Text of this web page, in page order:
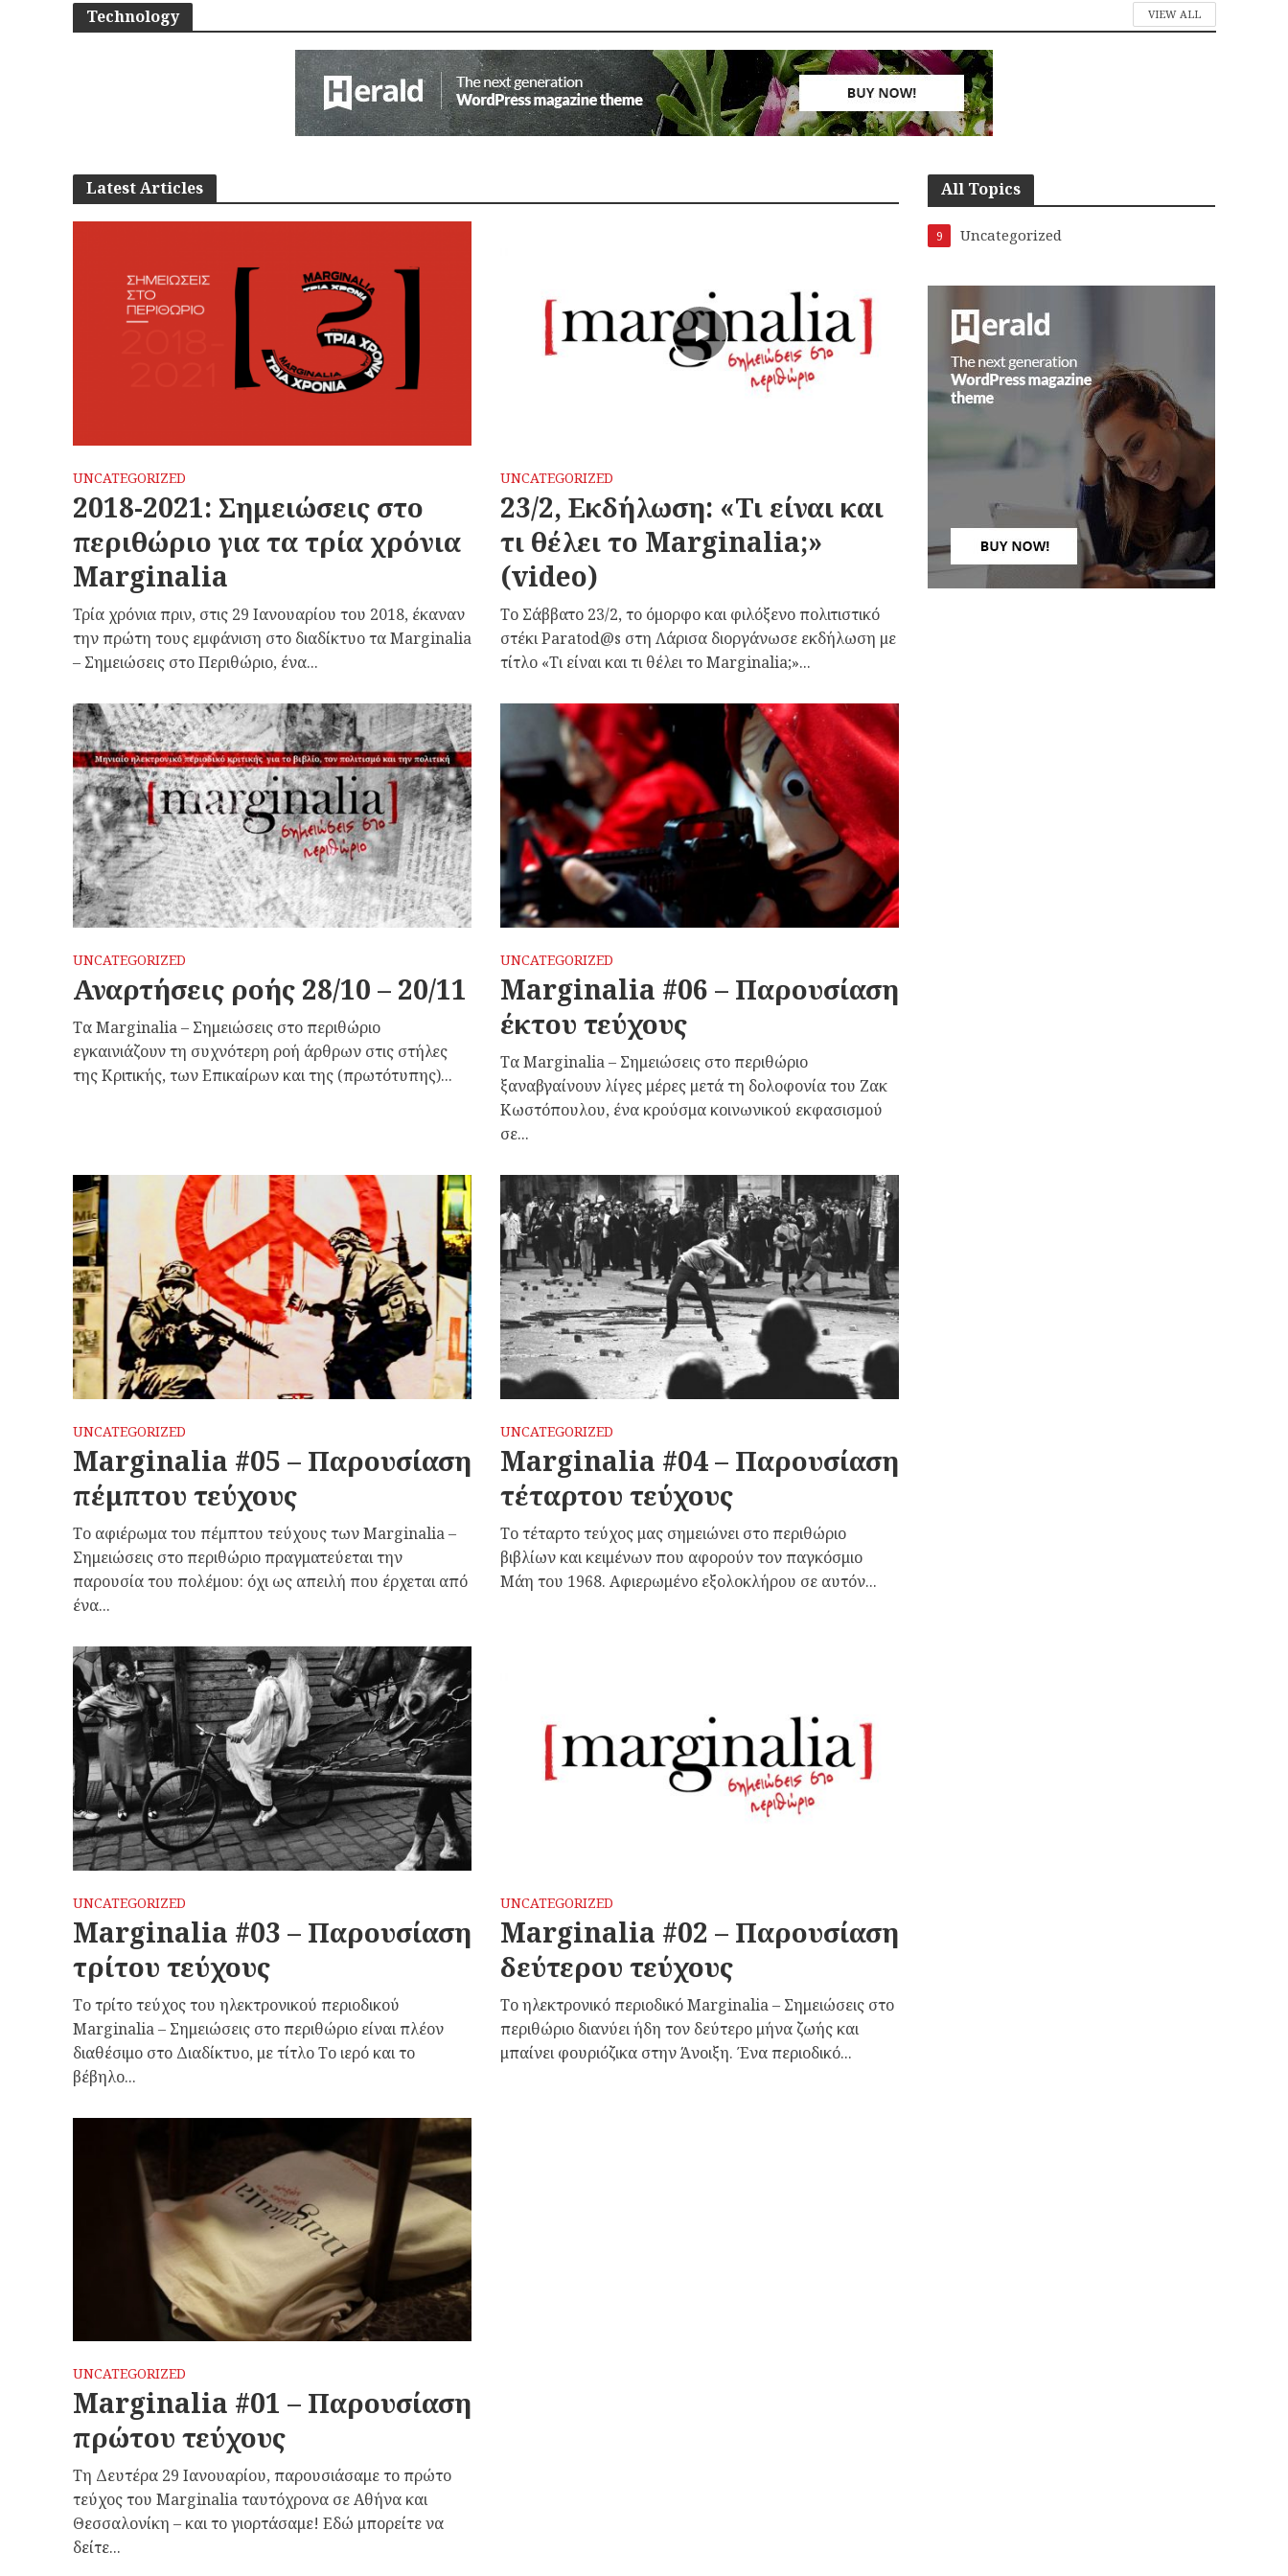
Technology VIEW ALL
Latest Articles
UNCATEGORIZED
2018-2021: Σημειώσεις στο
περιθώριο για τα τρία χρόνια
Marginalia
Τρία χρόνια πριν, στις 29 Ιανουαρίου του 2018, έκαναν
την πρώτη τους εμφάνιση στο διαδίκτυο τα Marginalia
– Σημειώσεις στο Περιθώριο, ένα...
UNCATEGORIZED
23/2, Εκδήλωση: «Τι είναι και
τι θέλει το Marginalia;»
(video)
Το Σάββατο 23/2, το όμορφο και φιλόξενο πολιτιστικό
στέκι Paratod@s στη Λάρισα διοργάνωσε εκδήλωση με
τίτλο «Τι είναι και τι θέλει το Marginalia;»...
UNCATEGORIZED
Αναρτήσεις ροής 28/10 – 20/11
Τα Marginalia – Σημειώσεις στο περιθώριο
εγκαινιάζουν τη συχνότερη ροή άρθρων στις στήλες
της Κριτικής, των Επικαίρων και της (πρωτότυπης)...
UNCATEGORIZED
Marginalia #06 – Παρουσίαση
έκτου τεύχους
Τα Marginalia – Σημειώσεις στο περιθώριο
ξαναβγαίνουν λίγες μέρες μετά τη δολοφονία του Ζακ
Κωστόπουλου, ένα κρούσμα κοινωνικού εκφασισμού
σε...
UNCATEGORIZED
Marginalia #05 – Παρουσίαση
πέμπτου τεύχους
Το αφιέρωμα του πέμπτου τεύχους των Μarginalia –
Σημειώσεις στο περιθώριο πραγματεύεται την
παρουσία του πολέμου: όχι ως απειλή που έρχεται από
ένα...
UNCATEGORIZED
Marginalia #04 – Παρουσίαση
τέταρτου τεύχους
Το τέταρτο τεύχος μας σημειώνει στο περιθώριο
βιβλίων και κειμένων που αφορούν τον παγκόσμιο
Μάη του 1968. Αφιερωμένο εξολοκλήρου σε αυτόν...
UNCATEGORIZED
Marginalia #03 – Παρουσίαση
τρίτου τεύχους
Το τρίτο τεύχος του ηλεκτρονικού περιοδικού
Marginalia – Σημειώσεις στο περιθώριο είναι πλέον
διαθέσιμο στο Διαδίκτυο, με τίτλο Το ιερό και το
βέβηλο...
UNCATEGORIZED
Marginalia #02 – Παρουσίαση
δεύτερου τεύχους
Το ηλεκτρονικό περιοδικό Marginalia – Σημειώσεις στο
περιθώριο διανύει ήδη τον δεύτερο μήνα ζωής και
μπαίνει φουριόζικα στην Άνοιξη. Ένα περιοδικό...
UNCATEGORIZED
Marginalia #01 – Παρουσίαση
πρώτου τεύχους
Τη Δευτέρα 29 Ιανουαρίου, παρουσιάσαμε το πρώτο
τεύχος του Marginalia ταυτόχρονα σε Αθήνα και
Θεσσαλονίκη – και το γιορτάσαμε! Εδώ μπορείτε να
δείτε...
All Topics
Uncategorized
9